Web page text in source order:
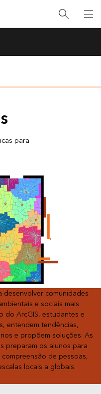
para
comunidades
e sociais mais
do ArcGIS, estudantes e
entendem tendências,
e propõem soluções. As
preparam os alunos para
de pessoas,
locais a globais.